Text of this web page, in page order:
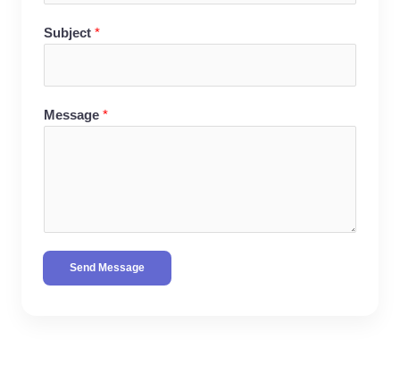
Subject *
Message *
Send Message